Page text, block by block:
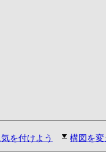
を付けよう 構図を変